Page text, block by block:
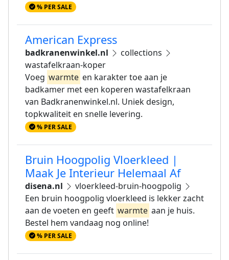
% PER SALE
American Express
badkranenwinkel.nl
collections
wastafelkraan-koper
Voeg warmte en karakter toe aan je
badkamer met een koperen wastafelkraan
van Badkranenwinkel.nl. Uniek design,
topkwaliteit en snelle levering.
% PER SALE
Bruin Hoogpolig Vloerkleed |
Maak Je Interieur Helemaal Af
disena.nl
vloerkleed-bruin-hoogpolig
Een bruin hoogpolig vloerkleed is lekker zacht
aan de voeten en geeft warmte aan je huis.
Bestel hem vandaag nog online!
% PER SALE